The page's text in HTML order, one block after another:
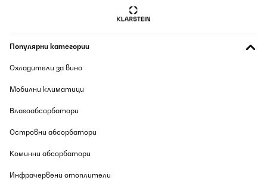
Популярни категории
Охладители за вино
Мобилни климатици
Влагоабсорбатори
Островни абсорбатори
Коминни абсорбатори
Инфрачервени отоплители